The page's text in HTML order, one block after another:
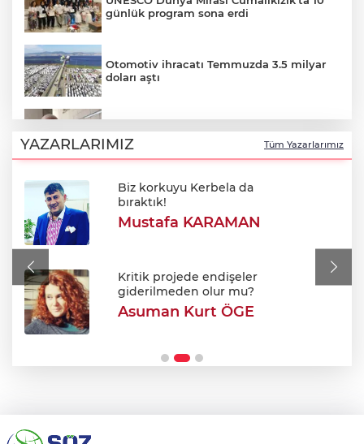
günlük program sona erdi
Otomotiv ihracatı Temmuzda 3.5 milyar
doları aştı
aklımın ucundan bile geçmez"
Oktay Yılmaz: "Spor yapmayan çocuk
kalmayacak"
Şehir Hastanesi'nde otopark çilesi
YAZARLARIMIZ Tüm Yazarlarımız
Biz korkuyu Kerbela da
bıraktık!
Mustafa KARAMAN
Kritik projede endişeler
giderilmeden olur mu?
Asuman Kurt ÖGE